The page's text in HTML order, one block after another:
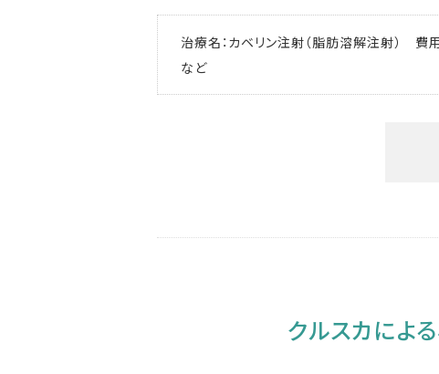
治療名：カベリン注射（脂肪溶解注射） 費
など
クルスカによ